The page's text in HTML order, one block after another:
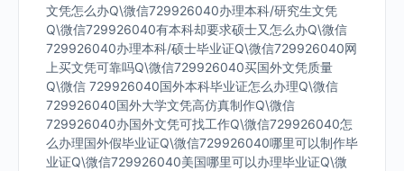
文凭怎么办Q\微信729926040办理本科/研究生文凭
Q\微信729926040有本科却要求硕士又怎么办Q\微信
729926040办理本科/硕士毕业证Q\微信729926040网
上买文凭可靠吗Q\微信729926040买国外文凭质量
Q\微信 729926040国外本科毕业证怎么办理Q\微信
729926040国外大学文凭高仿真制作Q\微信
729926040办国外文凭可找工作Q\微信729926040怎
么办理国外假毕业证Q\微信729926040哪里可以制作毕
业证Q\微信729926040美国哪里可以办理毕业证Q\微